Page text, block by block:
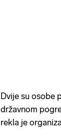
Dvije su osobe
državnom
rekla je